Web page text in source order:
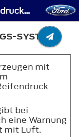
Räder und Reifen - Reifendrucküberwachungs-System
SYSTEM
mit
bei
eine Warnung
mit Luft.